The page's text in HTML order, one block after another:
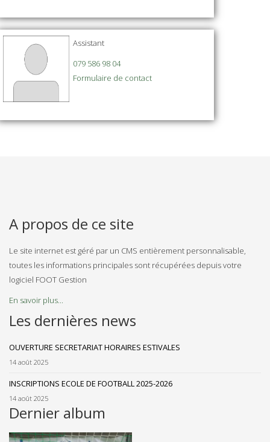
Assistant
079 586 98 04
Formulaire de contact
A propos de ce site
Le site internet est géré par un CMS entièrement personnalisable,
toutes les informations principales sont récupérées depuis votre
logiciel FOOT Gestion
En savoir plus...
Les dernières news
OUVERTURE SECRETARIAT HORAIRES ESTIVALES
14 août 2025
INSCRIPTIONS ECOLE DE FOOTBALL 2025-2026
14 août 2025
Dernier album